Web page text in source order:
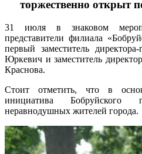
торжественно открыт
31 июля в знаковом
представители филиала
первый заместитель
Юркевич и заместитель
Краснова.
Стоит отметить, что в
инициатива Бобруйского
неравнодушных жителей города.